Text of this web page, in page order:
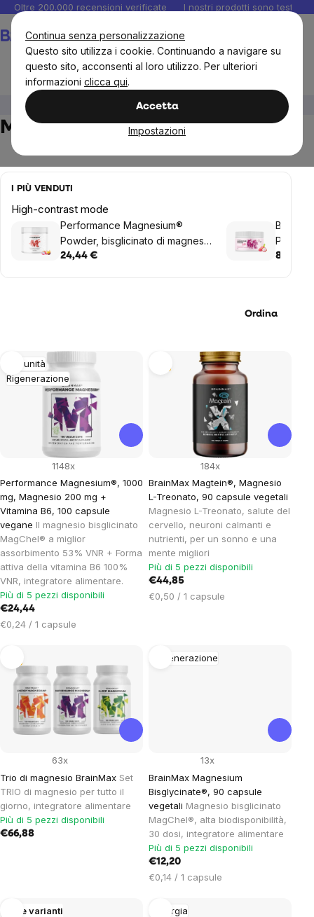
Continua senza personalizzazione
Questo sito utilizza i cookie. Continuando a navigare su
questo sito, acconsenti al loro utilizzo. Per ulteriori
informazioni clicca qui.
Accetta
Impostazioni
Salta
contenuto
Oltre 200.000 recensioni verificate I nostri prodotti sono testati
Minerali
Magnesio
I PIÙ VENDUTI
High-contrast mode
Performance Magnesium®
Powder, bisglicinato di magnesio
in polvere, 90 dosi, 550 g
24,44 €
150 g
8,12 €
Ordina
List
of
products
Immunità
Rigenerazione
Performance Magnesium®, 1000
mg, Magnesio 200 mg +
Vitamina B6, 100 capsule
vegane Il magnesio bisglicinato
MagChel® a miglior
assorbimento 53% VNR + Forma
attiva della vitamina B6 100%
VNR, integratore alimentare.
1148x
Più di 5 pezzi disponibili
€24,44
Prezzo
€0,24 / 1 capsule
BrainMax Magtein®, Magnesio
L-Treonato, 90 capsule vegetali
Magnesio L-Treonato, salute del
cervello, neuroni calmanti e
nutrienti, per un sonno e una
mente migliori
184x
Più di 5 pezzi disponibili
€44,85
Prezzo
€0,50 / 1 capsule
Trio di magnesio BrainMax Set
TRIO di magnesio per tutto il
giorno, integratore alimentare
63x
Più di 5 pezzi disponibili
€66,88
Rigenerazione
BrainMax Magnesium
Bisglycinate®, 90 capsule
vegetali Magnesio bisglicinato
MagChel®, alta biodisponibilità,
30 dosi, integratore alimentare
13x
Più di 5 pezzi disponibili
€12,20
Prezzo
€0,14 / 1 capsule
Altre varianti Energia